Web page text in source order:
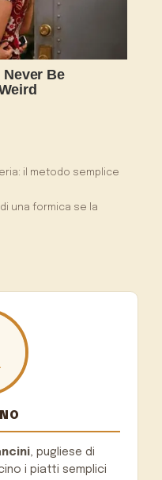
il metodo semplice
una formica se la
, pugliese di
i piatti semplici